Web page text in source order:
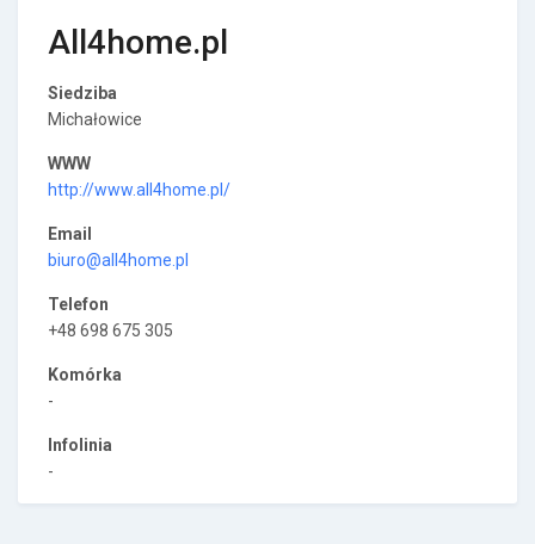
All4home.pl
Siedziba
Michałowice
WWW
http://www.all4home.pl/
Email
biuro@all4home.pl
Telefon
+48 698 675 305
Komórka
-
Infolinia
-